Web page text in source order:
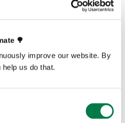
🌳
improve our website. By
us do that.